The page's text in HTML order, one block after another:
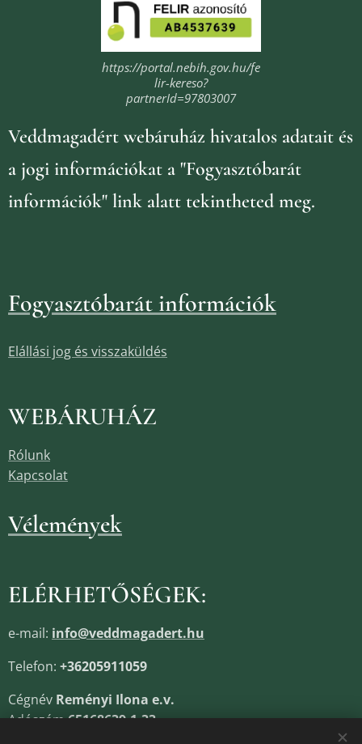
https://portal.nebih.gov.hu/fe
lir-kereso?
partnerId=97803007
Veddmagadért webáruház hivatalos adatait és
a jogi információkat a "Fogyasztóbarát
információk" link alatt tekintheted meg.
Fogyasztóbarát információk
Elállási jog és visszaküldés
WEBÁRUHÁZ
Rólunk
Kapcsolat
Vélemények
ELÉRHETŐSÉGEK:
e-mail: info@veddmagadert.hu
Telefon: +36205911059
Cégnév Reményi Ilona e.v.
Adószám65168639-1-33